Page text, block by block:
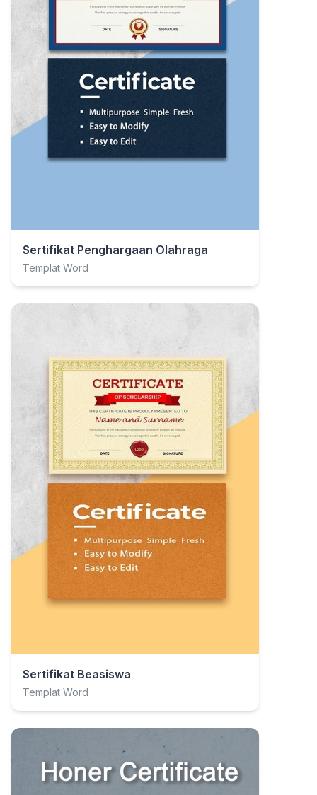
Sertifikat Penghargaan Olahraga
Templat Word
Sertifikat Beasiswa
Templat Word